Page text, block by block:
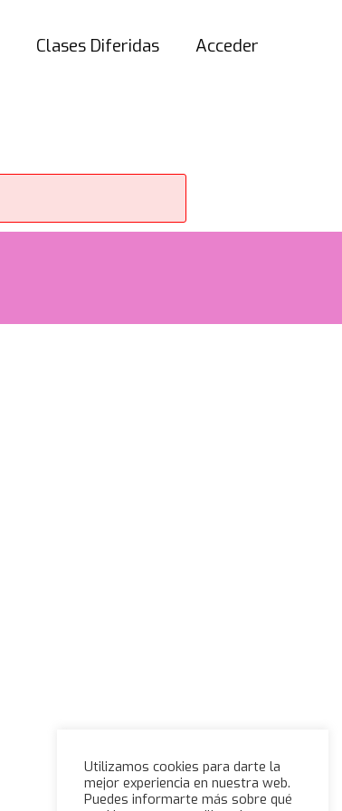
Clases Diferidas Acceder
Utilizamos cookies para darte la
mejor experiencia en nuestra web.
Puedes informarte más sobre qué